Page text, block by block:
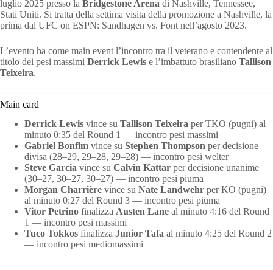
luglio 2025 presso la Bridgestone Arena di Nashville, Tennessee,
Stati Uniti. Si tratta della settima visita della promozione a Nashville, la
prima dal UFC on ESPN: Sandhagen vs. Font nell’agosto 2023.
L’evento ha come main event l’incontro tra il veterano e contendente al
titolo dei pesi massimi Derrick Lewis e l’imbattuto brasiliano Tallison
Teixeira.
Main card
Derrick Lewis vince su Tallison Teixeira per TKO (pugni) al
minuto 0:35 del Round 1 — incontro pesi massimi
Gabriel Bonfim vince su Stephen Thompson per decisione
divisa (28–29, 29–28, 29–28) — incontro pesi welter
Steve Garcia vince su Calvin Kattar per decisione unanime
(30–27, 30–27, 30–27) — incontro pesi piuma
Morgan Charrière vince su Nate Landwehr per KO (pugni)
al minuto 0:27 del Round 3 — incontro pesi piuma
Vitor Petrino finalizza Austen Lane al minuto 4:16 del Round
1 — incontro pesi massimi
Tuco Tokkos finalizza Junior Tafa al minuto 4:25 del Round 2
— incontro pesi mediomassimi